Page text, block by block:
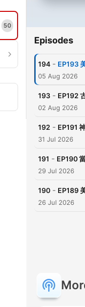
50
Episodes
194 - EP193
05 Aug 2026
193 - EP192
02 Aug 2026
192 - EP191
31 Jul 2026
191 - EP190
29 Jul 2026
190 - EP189
26 Jul 2026